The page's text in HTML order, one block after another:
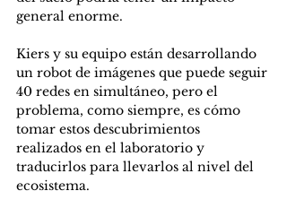
general enorme.
Kiers y su equipo están desarrollando
un robot de imágenes que puede seguir
40 redes en simultáneo, pero el
problema, como siempre, es cómo
tomar estos descubrimientos
realizados en el laboratorio y
traducirlos para llevarlos al nivel del
ecosistema.